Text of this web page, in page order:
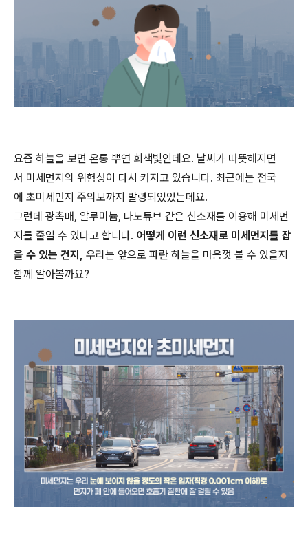
요즘 하늘을 보면 온통 뿌연 회색빛인데요. 날씨가 따뜻해지면
서 미세먼지의 위험성이 다시 커지고 있습니다. 최근에는 전국
에 초미세먼지 주의보까지 발령되었었는데요.
그런데 광촉매, 알루미늄, 나노튜브 같은 신소재를 이용해 미세먼
지를 줄일 수 있다고 합니다. 어떻게 이런 신소재로 미세먼지를 잡
을 수 있는 건지, 우리는 앞으로 파란 하늘을 마음껏 볼 수 있을지
함께 알아볼까요?